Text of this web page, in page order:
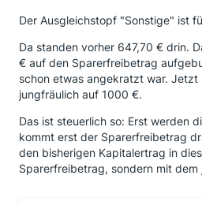
Der Ausgleichstopf "Sonstige" ist
Da standen vorher 647,70 € drin.
€ auf den Sparerfreibetrag
schon etwas angekratzt war. Jetzt
jungfräulich auf 1000 €.
Das ist steuerlich so: Erst werden
kommt erst der Sparerfreibetrag
den bisherigen Kapitalertrag in
Sparerfreibetrag, sondern mit dem